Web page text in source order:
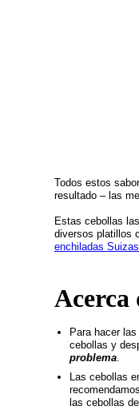
Todos estos
resultado – las
Estas cebollas
diversos platillos
enchiladas Suizas
Acerca
Para hacer
cebollas y
problema.
Las cebollas
las cebollas